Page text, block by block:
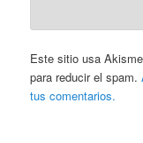
Este sitio usa
para reducir el spam.
tus comentarios.